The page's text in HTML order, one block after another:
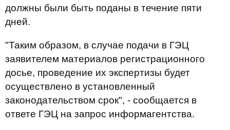
должны были быть поданы в течение пяти
дней.
"Таким образом, в случае подачи в ГЭЦ
заявителем материалов регистрационного
досье, проведение их экспертизы будет
осуществлено в установленный
законодательством срок", - сообщается в
ответе ГЭЦ на запрос информагентства.